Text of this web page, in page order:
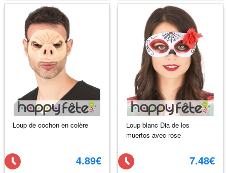
Loup de cochon en colère
4.89€
Loup blanc Dia de los
muertos avec rose
7.48€